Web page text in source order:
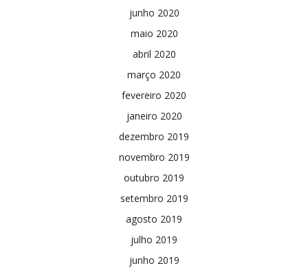
junho 2020
maio 2020
abril 2020
março 2020
fevereiro 2020
janeiro 2020
dezembro 2019
novembro 2019
outubro 2019
setembro 2019
agosto 2019
julho 2019
junho 2019